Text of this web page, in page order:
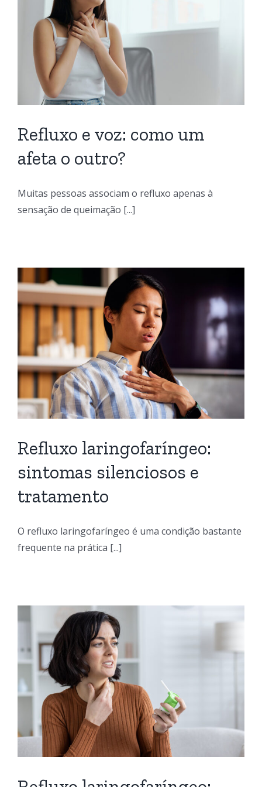
Refluxo e voz: como um
afeta o outro?
Muitas pessoas associam o refluxo apenas à
sensação de queimação [...]
Refluxo laringofaríngeo:
sintomas silenciosos e
tratamento
O refluxo laringofaríngeo é uma condição bastante
frequente na prática [...]